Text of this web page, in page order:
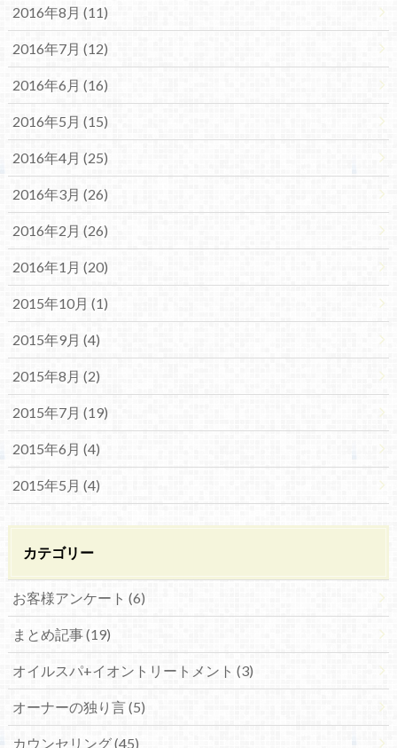
2016年8月 (11)
2016年7月 (12)
2016年6月 (16)
2016年5月 (15)
2016年4月 (25)
2016年3月 (26)
2016年2月 (26)
2016年1月 (20)
2015年10月 (1)
2015年9月 (4)
2015年8月 (2)
2015年7月 (19)
2015年6月 (4)
2015年5月 (4)
カテゴリー
お客様アンケート (6)
まとめ記事 (19)
オイルスパ+イオントリートメント (3)
オーナーの独り言 (5)
カウンセリング (45)